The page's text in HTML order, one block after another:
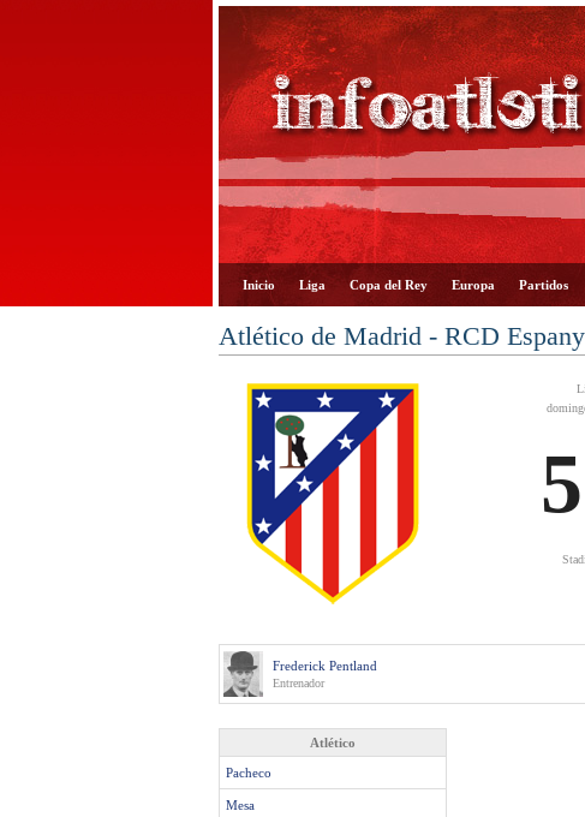
Inicio Liga Copa del Rey Europa Partidos
Atlético de Madrid - RCD
Frederick Pentland
Entrenador
Atlético
Pacheco
Mesa